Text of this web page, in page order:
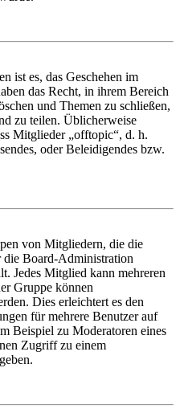
ist es, das Geschehen im
das Recht, in ihrem Bereich
und Themen zu schließen,
zu teilen. Üblicherweise
Mitglieder „offtopic“, d. h.
oder Beleidigendes bzw.
von Mitgliedern, die die
Board-Administration
Jedes Mitglied kann mehreren
Gruppe können
Dies erleichtert es den
für mehrere Benutzer auf
Beispiel zu Moderatoren eines
Zugriff zu einem